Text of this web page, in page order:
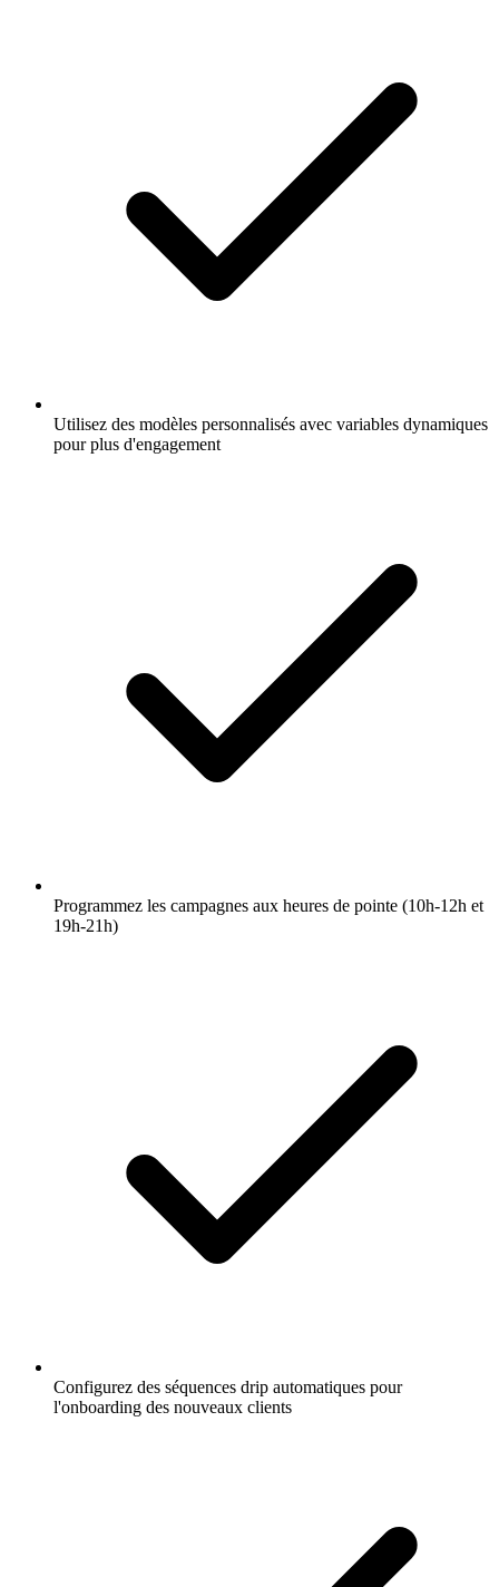
Utilisez des modèles personnalisés avec variables dynamiques
pour plus d'engagement
Programmez les campagnes aux heures de pointe (10h-12h et
19h-21h)
Configurez des séquences drip automatiques pour
l'onboarding des nouveaux clients